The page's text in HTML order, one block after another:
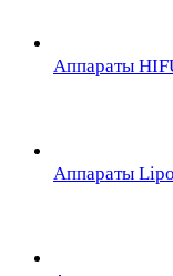
Аппараты
Аппараты